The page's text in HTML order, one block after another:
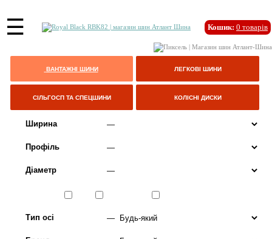
☰ Кошик: 0 товарів
ВАНТАЖНІ ШИНИ ЛЕГКОВІ ШИНИ
СІЛЬГОСП ТА СПЕЦШИНИ КОЛІСНІ ДИСКИ
Ширина
Профіль
Діаметр
Тип осі